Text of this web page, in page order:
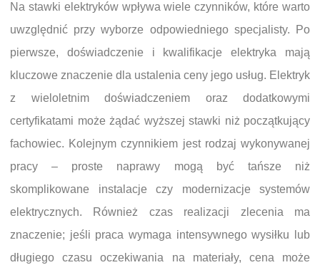
Na stawki elektryków wpływa wiele czynników, które warto
uwzględnić przy wyborze odpowiedniego specjalisty. Po
pierwsze, doświadczenie i kwalifikacje elektryka mają
kluczowe znaczenie dla ustalenia ceny jego usług. Elektryk
z wieloletnim doświadczeniem oraz dodatkowymi
certyfikatami może żądać wyższej stawki niż początkujący
fachowiec. Kolejnym czynnikiem jest rodzaj wykonywanej
pracy – proste naprawy mogą być tańsze niż
skomplikowane instalacje czy modernizacje systemów
elektrycznych. Również czas realizacji zlecenia ma
znaczenie; jeśli praca wymaga intensywnego wysiłku lub
długiego czasu oczekiwania na materiały, cena może